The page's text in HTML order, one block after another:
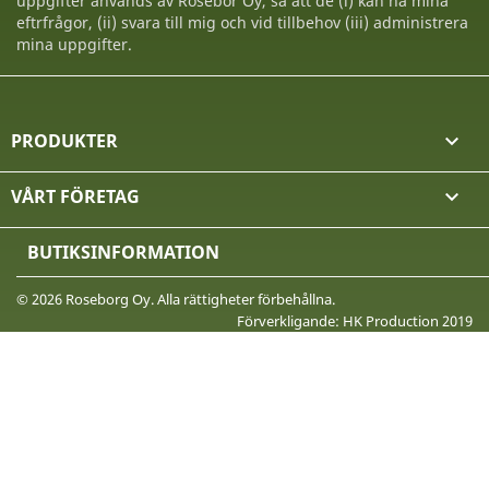
eftrfrågor, (ii) svara till mig och vid tillbehov (iii) administrera
mina uppgifter.
PRODUKTER 
VÅRT FÖRETAG 
BUTIKSINFORMATION
© 2026 Roseborg Oy. Alla rättigheter förbehållna.
Förverkligande: HK Production 2019